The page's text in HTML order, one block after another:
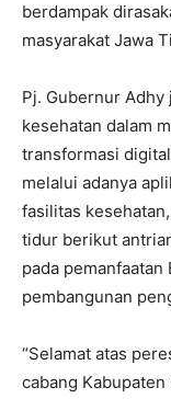
berdampak
masyarakat Jawa
Pj. Gubernur Adhy
kesehatan dalam
transformasi
melalui adanya
fasilitas
tidur berikut
pada
pembangunan
“Selamat atas
cabang